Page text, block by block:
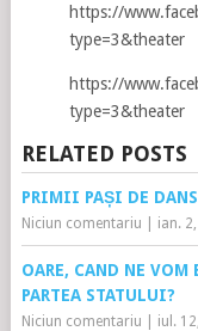
https://
type=3&theater
https://
type=3&theater
RELATED POSTS
PRIMII PAȘI DE
Niciun comentariu ian.
OARE, CAND NE VOM
PARTEA STATULUI?
Niciun comentariu iul.